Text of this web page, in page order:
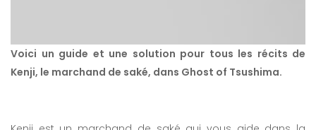
Voici un guide et une solution pour tous les récits de
Kenji, le marchand de saké, dans Ghost of Tsushima.